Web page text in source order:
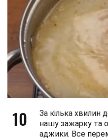
10
За кілька хвилин
нашу зажарку та
аджики. Все